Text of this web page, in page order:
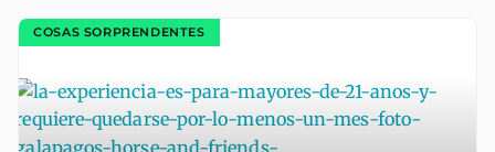
COSAS SORPRENDENTES